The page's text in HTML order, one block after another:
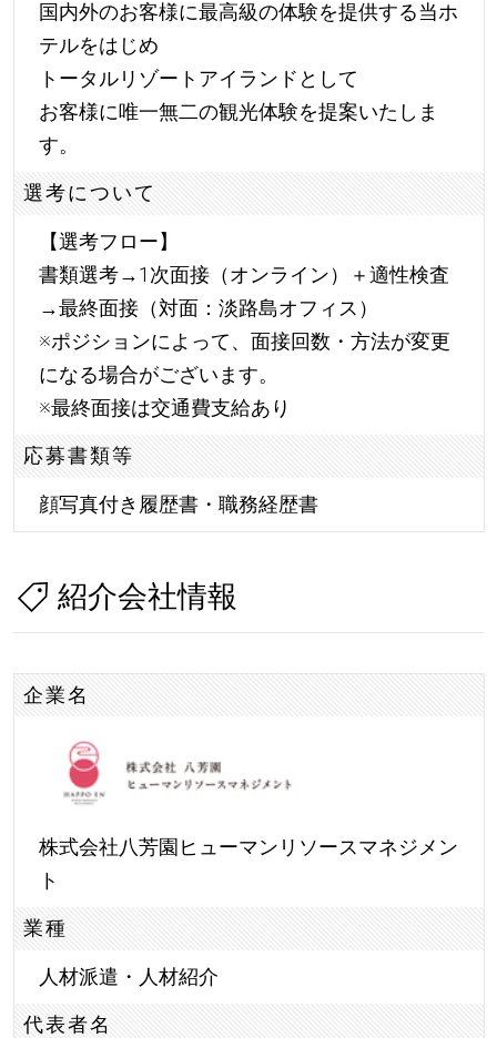
国内外のお客様に最高級の体験を提供する当ホ
テルをはじめ
トータルリゾートアイランドとして
お客様に唯一無二の観光体験を提案いたしま
す。
選考について
【選考フロー】
書類選考→1次面接（オンライン）＋適性検査
→最終面接（対面：淡路島オフィス）
※ポジションによって、面接回数・方法が変更
になる場合がございます。
※最終面接は交通費支給あり
応募書類等
顔写真付き履歴書・職務経歴書
紹介会社情報
企業名
株式会社八芳園ヒューマンリソースマネジメン
ト
業種
人材派遣・人材紹介
代表者名